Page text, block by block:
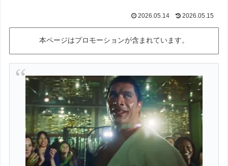
2026.05.14 2026.05.15
本ページはプロモーションが含まれています。